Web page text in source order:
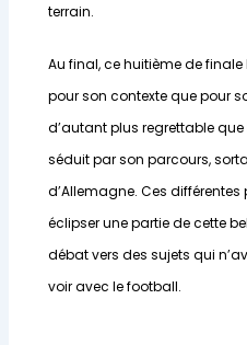
terrain.
Au final, ce huitième de
pour son contexte que pour
d’autant plus regrettable
séduit par son parcours,
d’Allemagne. Ces
éclipser une partie de cette
débat vers des sujets qui
voir avec le football.